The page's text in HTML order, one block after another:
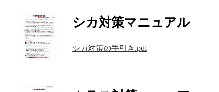
シカ対策マニュアル
シカ対策の手引き.pdf